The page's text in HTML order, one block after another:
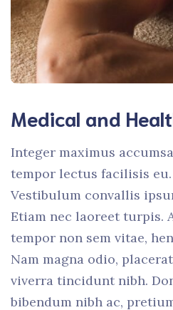
Medical and
Integer maximus
tempor lectus facilisis
Vestibulum convallis
Etiam nec laoreet turpis.
tempor non sem vitae,
Nam magna odio,
viverra tincidunt nibh.
bibendum nibh ac,